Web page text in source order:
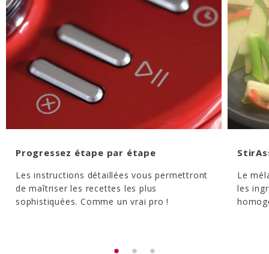
Progressez étape par étape
Les instructions détaillées vous permettront
de maîtriser les recettes les plus
sophistiquées. Comme un vrai pro !
Le
les